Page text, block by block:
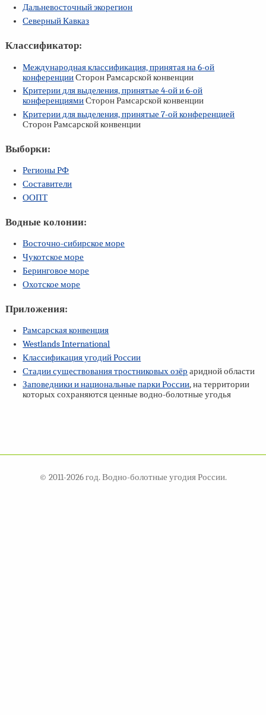
Дальневосточный экорегион
Северный Кавказ
Классификатор:
Международная классификация, принятая на6-ой
конференцииСторон Рамсарской конвенции
Критерии для выделения, принятые4-ойи6-ой
конференциямиСторон Рамсарской конвенции
Критерии для выделения, принятые7-ойконференцией
Сторон Рамсарской конвенции
Выборки:
Регионы РФ
Составители
ООПТ
Водные колонии:
Восточно-сибирское море
Чукотское море
Беринговое море
Охотское море
Приложения:
Рамсарская конвенция
Westlands International
Классификация угодий России
Стадии существования тростниковых озёр аридной области
Заповедники и национальные парки России, на территории
которых сохраняются ценные водно-болотные угодья
© 2011-2026 год. Водно-болотные угодия России.